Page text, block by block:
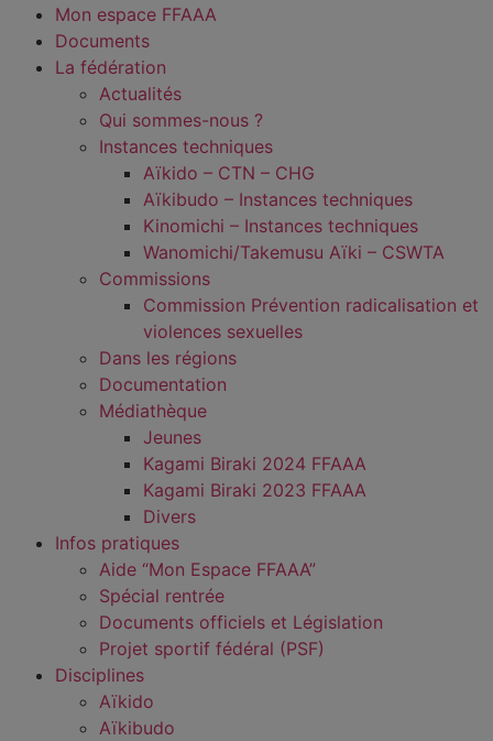
Mon espace FFAAA
Documents
La fédération
Actualités
Qui sommes-nous ?
Instances techniques
Aïkido – CTN – CHG
Aïkibudo – Instances techniques
Kinomichi – Instances techniques
Wanomichi/Takemusu Aïki – CSWTA
Commissions
Commission Prévention radicalisation et
violences sexuelles
Dans les régions
Documentation
Médiathèque
Jeunes
Kagami Biraki 2024 FFAAA
Kagami Biraki 2023 FFAAA
Divers
Infos pratiques
Aide “Mon Espace FFAAA”
Spécial rentrée
Documents officiels et Législation
Projet sportif fédéral (PSF)
Disciplines
Aïkido
Aïkibudo